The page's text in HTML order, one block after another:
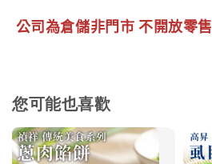
公司為倉儲非門市 不開放零
您可能也喜歡